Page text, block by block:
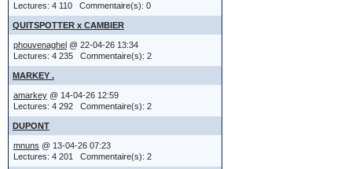
Lectures: 4 110 Commentaire(s): 0
QUITSPOTTER x CAMBIER
phouvenaghel@ 22-04-26 13:34
Lectures: 4 235 Commentaire(s): 2
MARKEY .
amarkey@ 14-04-26 12:59
Lectures: 4 292 Commentaire(s): 2
DUPONT
mnuns @ 13-04-26 07:23
Lectures: 4 201 Commentaire(s): 2